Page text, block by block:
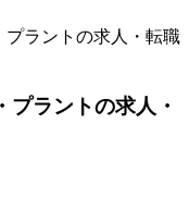
プラントの求人・転職
プラントの求人・